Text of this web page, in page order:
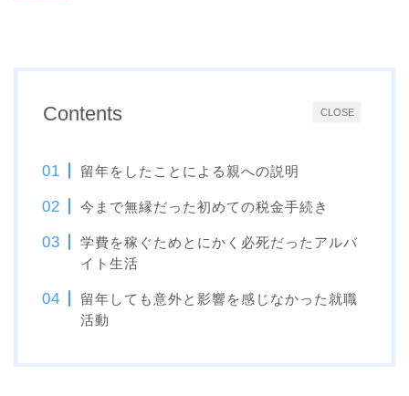
CLOSE
Contents
留年をしたことによる親への説明
今まで無縁だった初めての税金手続き
学費を稼ぐためとにかく必死だったアルバ
イト生活
留年しても意外と影響を感じなかった就職
活動